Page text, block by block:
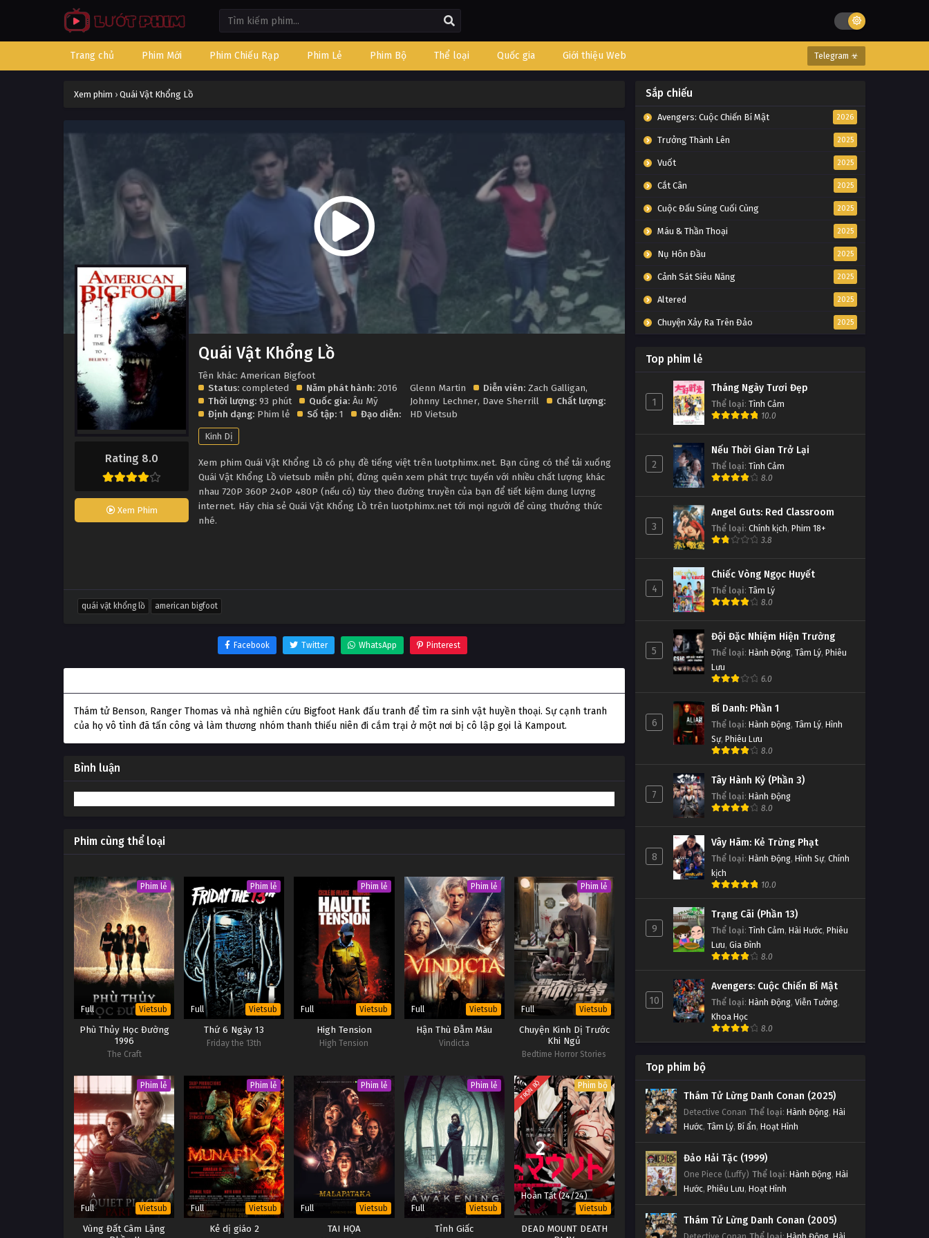
Trang chủ Phim Mới Phim Chiếu Rạp Phim Lẻ Phim Bộ Thể loại Quốc gia Giới thiệu Web Telegram ☣
Xem phim › Quái Vật Khổng Lồ
Rating 8.0
Xem Phim
Quái Vật Khổng Lồ
Tên khác: American Bigfoot
Status: completed Năm phát hành: 2016
Thời lượng: 93 phút Quốc gia: Âu Mỹ
Định dạng: Phim lẻ Số tập: 1 Đạo diễn:
Glenn Martin Diễn viên: Zach Galligan,
Johnny Lechner, Dave Sherrill
Chất lượng:
HD Vietsub
Kinh Dị
Xem phim Quái Vật Khổng Lồ có phụ đề tiếng việt trên luotphimx.net. Bạn cũng có thể tải xuống
Quái Vật Khổng Lồ vietsub miễn phí, đừng quên xem phát trực tuyến với nhiều chất lượng khác
nhau 720P 360P 240P 480P (nếu có) tùy theo đường truyền của bạn để tiết kiệm dung lượng
internet. Hãy chia sẻ Quái Vật Khổng Lồ trên luotphimx.net tới mọi người để cùng thưởng thức
nhé.
quái vật khổng lồ american bigfoot
Facebook Twitter WhatsApp Pinterest
Thám tử Benson, Ranger Thomas và nhà nghiên cứu Bigfoot Hank đấu tranh để tìm ra sinh vật huyền thoại. Sự cạnh tranh
của họ vô tình đã tấn công và làm thương nhóm thanh thiếu niên đi cắm trại ở một nơi bị cô lập gọi là Kampout.
Bình luận
Phim cùng thể loại
Phim lẻ
Full Vietsub
Phù Thủy Học Đường
1996
The Craft
Phim lẻ
Full Vietsub
Thứ 6 Ngày 13
Friday the 13th
Phim lẻ
Full Vietsub
High Tension
High Tension
Phim lẻ
Full Vietsub
Hận Thù Đẫm Máu
Vindicta
Phim lẻ
Full Vietsub
Chuyện Kinh Dị Trước
Khi Ngủ
Bedtime Horror Stories
Phim lẻ
Full Vietsub
Vùng Đất Câm Lặng
Phim lẻ
Full Vietsub
Kẻ dị giáo 2
Phim lẻ
Full Vietsub
TAI HỌA
Phim lẻ
Full Vietsub
Tỉnh Giấc
TRỌN BỘ Phim bộ
Hoàn Tất (24/24)
Vietsub
DEAD MOUNT DEATH
Sắp chiếu
Avengers: Cuộc Chiến Bí Mật 2026
Trưởng Thành Lên 2025
Vuốt 2025
Cắt Cân 2025
Cuộc Đấu Súng Cuối Cùng 2025
Máu & Thần Thoại 2025
Nụ Hôn Đầu 2025
Cảnh Sát Siêu Năng 2025
Altered 2025
Chuyện Xảy Ra Trên Đảo 2025
Top phim lẻ
1
Tháng Ngày Tươi Đẹp
Thể loại: Tình Cảm
10.0
2
Nếu Thời Gian Trở Lại
Thể loại: Tình Cảm
8.0
3
Angel Guts: Red Classroom
Thể loại: Chính kịch, Phim 18+
3.8
4
Chiếc Vòng Ngọc Huyết
Thể loại: Tâm Lý
8.0
5
Đội Đặc Nhiệm Hiện Trường
Thể loại: Hành Động, Tâm Lý, Phiêu
Lưu
6.0
6
Bí Danh: Phần 1
Thể loại: Hành Động, Tâm Lý, Hình
Sự, Phiêu Lưu
8.0
7
Tây Hành Kỷ (Phần 3)
Thể loại: Hành Động
8.0
8
Vây Hãm: Kẻ Trừng Phạt
Thể loại: Hành Động, Hình Sự, Chính
kịch
10.0
9
Trạng Cãi (Phần 13)
Thể loại: Tình Cảm, Hài Hước, Phiêu
Lưu, Gia Đình
8.0
10
Avengers: Cuộc Chiến Bí Mật
Thể loại: Hành Động, Viễn Tưởng,
Khoa Học
8.0
Top phim bộ
Thám Tử Lừng Danh Conan (2025)
Detective Conan Thể loại: Hành Động, Hài
Hước, Tâm Lý, Bí ẩn, Hoạt Hình
Đảo Hải Tặc (1999)
One Piece (Luffy) Thể loại: Hành Động, Hài
Hước, Phiêu Lưu, Hoạt Hình
Thám Tử Lừng Danh Conan (2005)